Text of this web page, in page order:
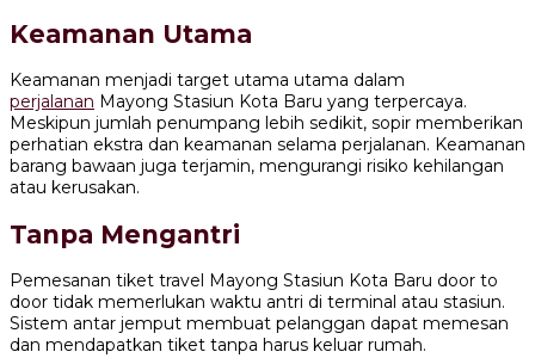
Keamanan Utama
Keamanan menjadi target utama utama dalam
perjalanan Mayong Stasiun Kota Baru yang terpercaya.
Meskipun jumlah penumpang lebih sedikit, sopir memberikan
perhatian ekstra dan keamanan selama perjalanan. Keamanan
barang bawaan juga terjamin, mengurangi risiko kehilangan
atau kerusakan.
Tanpa Mengantri
Pemesanan tiket travel Mayong Stasiun Kota Baru door to
door tidak memerlukan waktu antri di terminal atau stasiun.
Sistem antar jemput membuat pelanggan dapat memesan
dan mendapatkan tiket tanpa harus keluar rumah.